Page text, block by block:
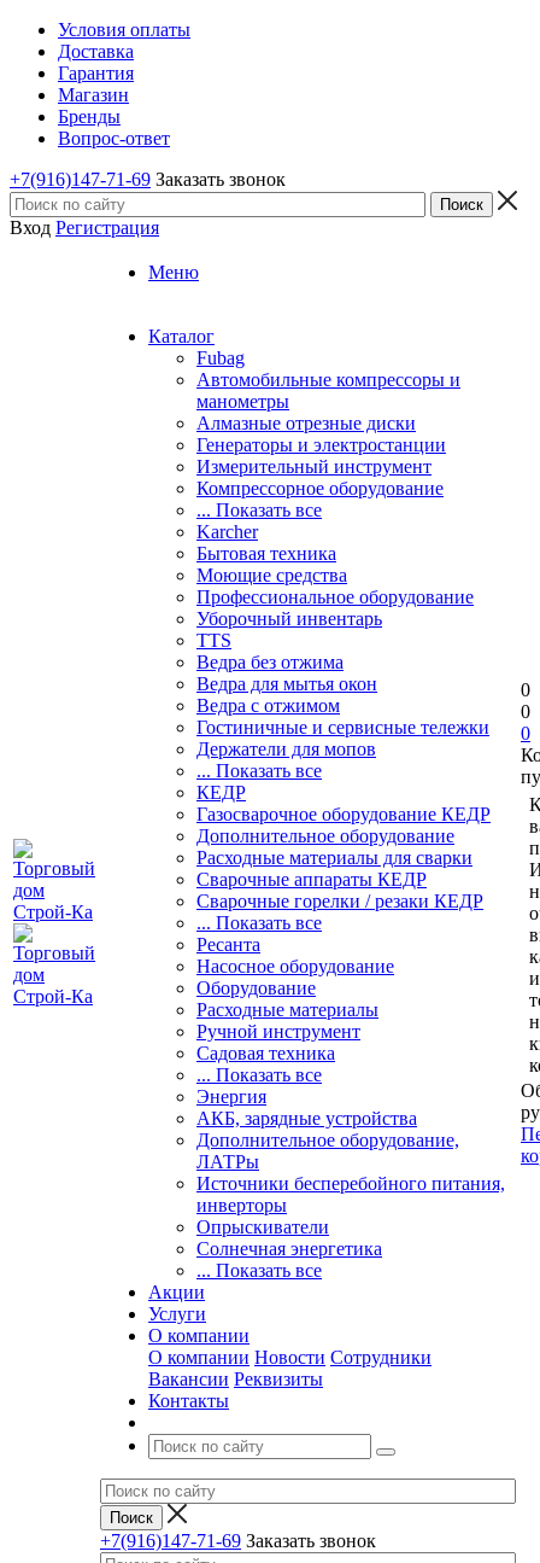
Условия оплаты
Доставка
Гарантия
Магазин
Бренды
Вопрос-ответ
+7(916)147-71-69 Заказать звонок
Вход Регистрация
Меню
Каталог
Fubag
Автомобильные компрессоры и
манометры
Алмазные отрезные диски
Генераторы и электростанции
Измерительный инструмент
Компрессорное оборудование
... Показать все
Karcher
Бытовая техника
Моющие средства
Профессиональное оборудование
Уборочный инвентарь
TTS
Ведра без отжима
Ведра для мытья окон
Ведра с отжимом
Гостиничные и сервисные тележки
Держатели для мопов
... Показать все
КЕДР
Газосварочное оборудование КЕДР
Дополнительное оборудование
Расходные материалы для сварки
Сварочные аппараты КЕДР
Сварочные горелки / резаки КЕДР
... Показать все
Ресанта
Насосное оборудование
Оборудование
Расходные материалы
Ручной инструмент
Садовая техника
... Показать все
Энергия
АКБ, зарядные устройства
Дополнительное оборудование,
ЛАТРы
Источники бесперебойного питания,
инверторы
Опрыскиватели
Солнечная энергетика
... Показать все
Акции
Услуги
О компании
О компании Новости Сотрудники
Вакансии Реквизиты
Контакты
+7(916)147-71-69 Заказать звонок
0
0
0